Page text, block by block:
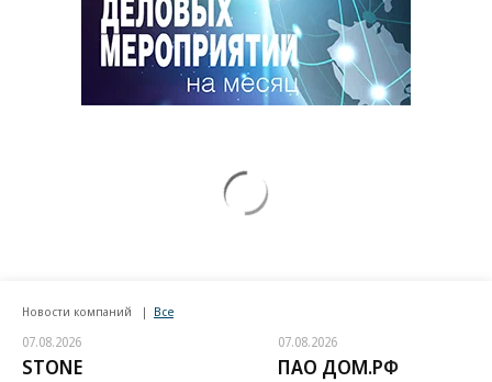
Новости компаний Все
07.08.2026
STONE
07.08.2026
ПАО ДОМ.РФ